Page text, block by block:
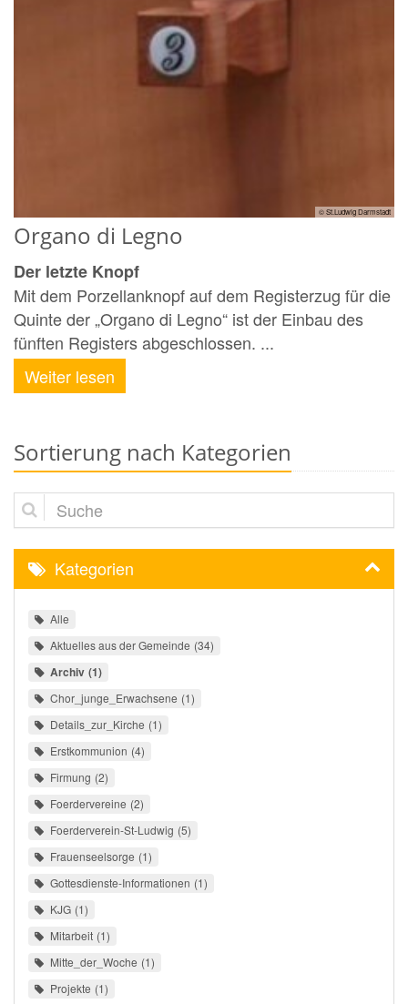
© St.Ludwig Darmstadt
Organo di Legno
Der letzte Knopf
Mit dem Porzellanknopf auf dem Registerzug für die
Quinte der „Organo di Legno“ ist der Einbau des
fünften Registers abgeschlossen. ...
Weiter lesen
Sortierung nach Kategorien
Suche
Kategorien
Alle
Aktuelles aus der Gemeinde 34
Archiv 1
Chor_junge_Erwachsene 1
Details_zur_Kirche 1
Erstkommunion 4
Firmung 2
Foerdervereine 2
Foerderverein-St-Ludwig 5
Frauenseelsorge 1
Gottesdienste-Informationen 1
KJG 1
Mitarbeit 1
Mitte_der_Woche 1
Projekte 1